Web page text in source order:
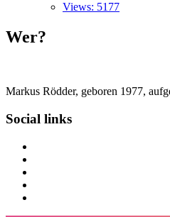
Views: 5177
Wer?
Markus Rödder, geboren 1977,
Social links